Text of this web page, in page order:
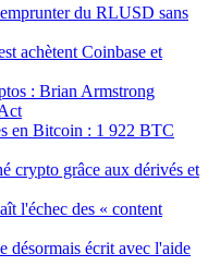
du RLUSD sans
achètent Coinbase et
: Brian Armstrong
en Bitcoin : 1 922 BTC
crypto grâce aux dérivés et
l'échec des « content
désormais écrit avec l'aide